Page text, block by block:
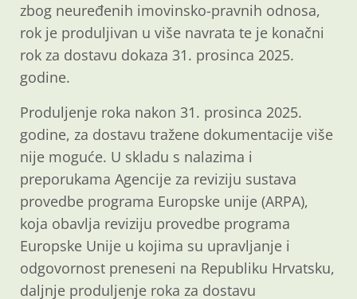
zbog neuređenih imovinsko-pravnih odnosa,
rok je produljivan u više navrata te je konačni
rok za dostavu dokaza 31. prosinca 2025.
godine.
Produljenje roka nakon 31. prosinca 2025.
godine, za dostavu tražene dokumentacije više
nije moguće. U skladu s nalazima i
preporukama Agencije za reviziju sustava
provedbe programa Europske unije (ARPA),
koja obavlja reviziju provedbe programa
Europske Unije u kojima su upravljanje i
odgovornost preneseni na Republiku Hrvatsku,
daljnje produljenje roka za dostavu